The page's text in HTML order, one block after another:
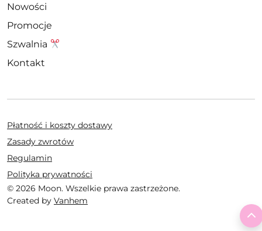
Nowości
Promocje
Szwalnia
Kontakt
© 2026 Moon. Wszelkie prawa zastrzeżone.
Created by Vanhem
Płatność i koszty dostawy
Zasady zwrotów
Regulamin
Polityka prywatności